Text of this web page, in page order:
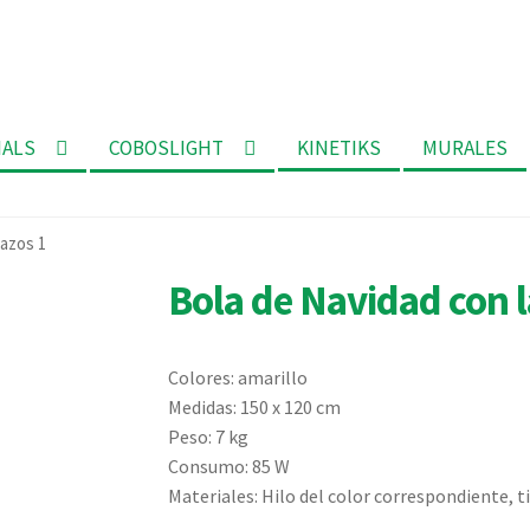
COBOSLIGHT KINETIKS MURALES
1
Bola de Navidad con
Colores: amarillo
Medidas: 150 x 120 cm
Peso: 7 kg
Consumo: 85 W
Materiales: Hilo del color correspondiente,